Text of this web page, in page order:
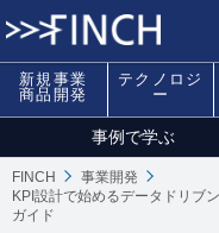
新規事業
商品開発
テクノロジ
ー
事例で学ぶ
FINCH
事業開発
KPI設計で始めるデータドリブ
ガイド